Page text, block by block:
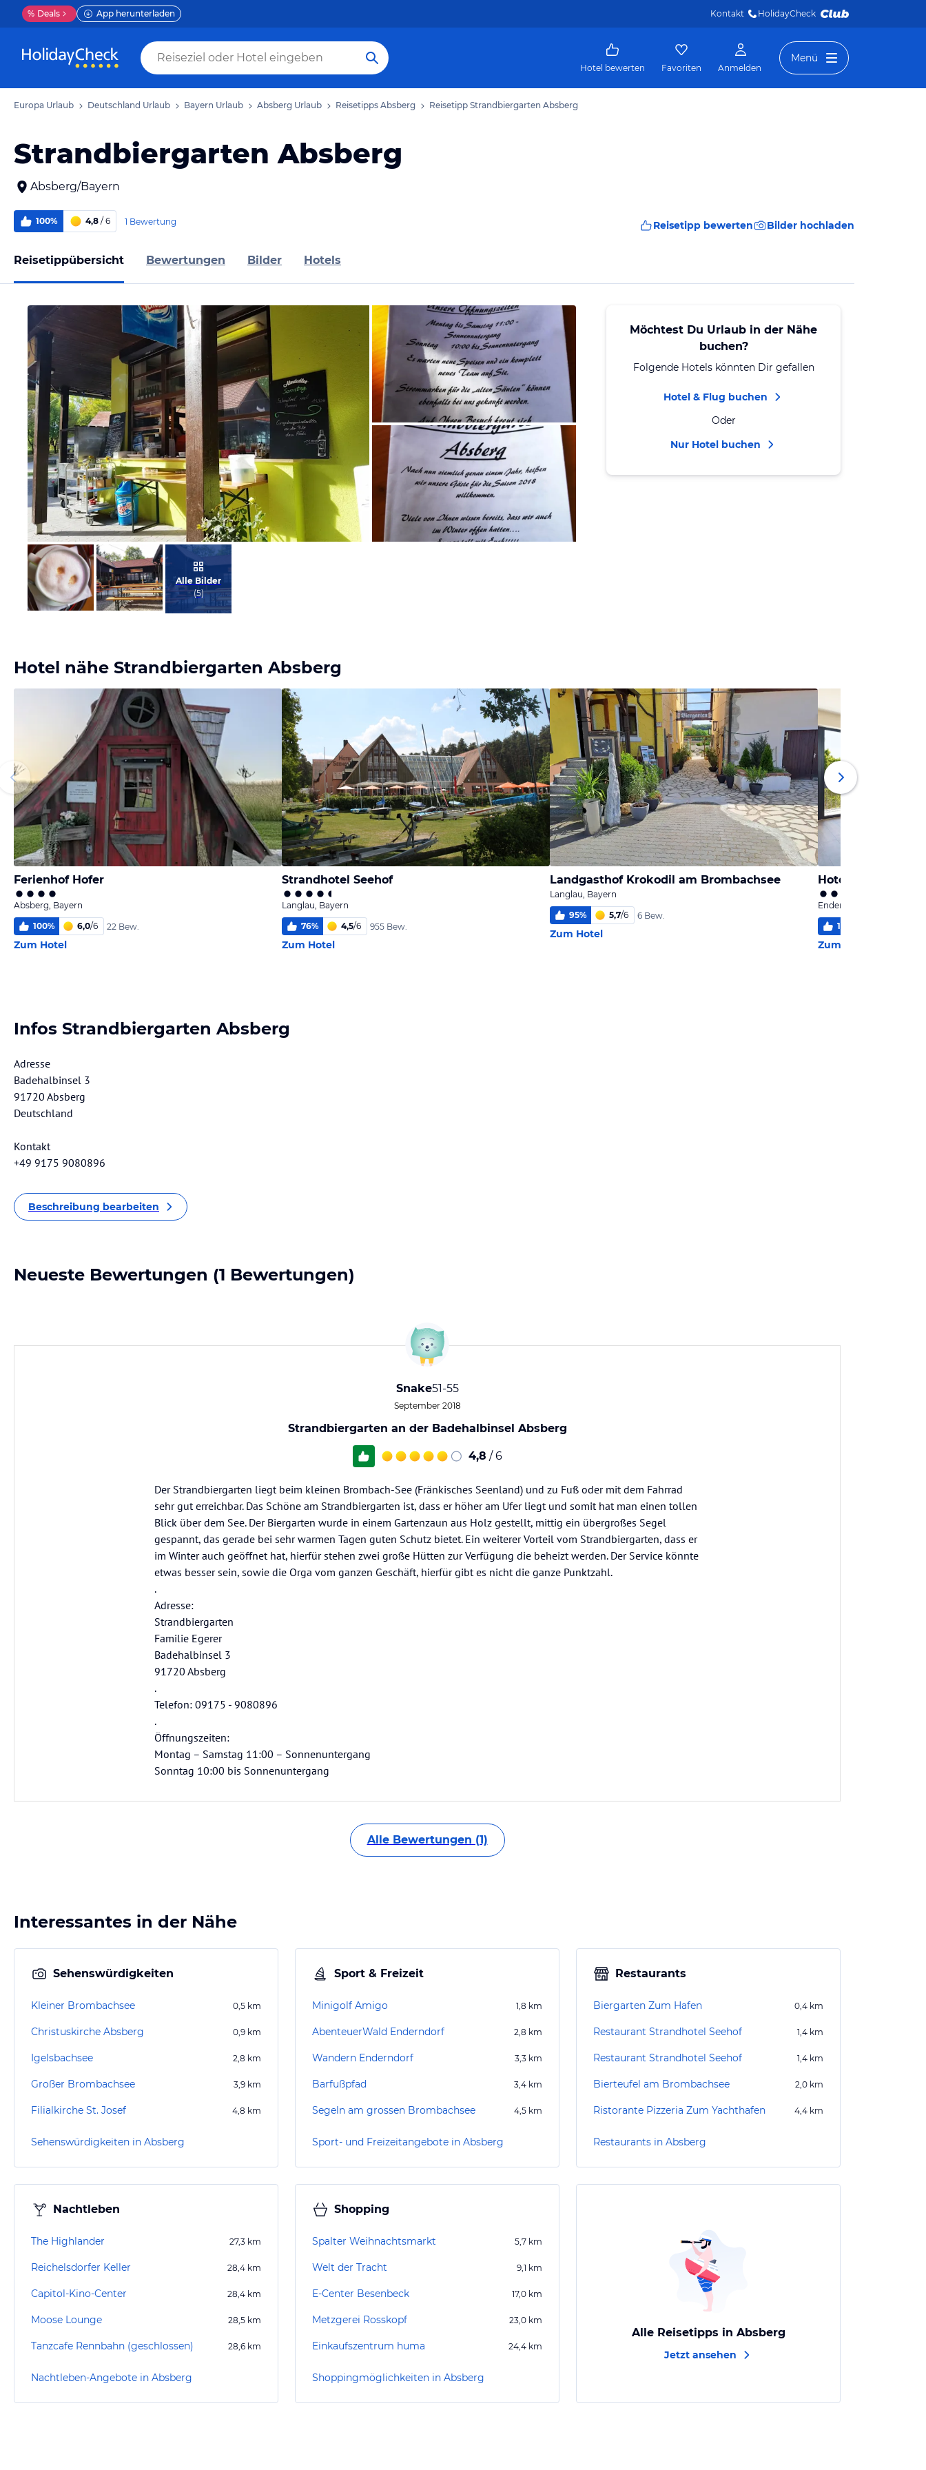
% Deals App herunterladen Kontakt HolidayCheck
Hotel bewerten Favoriten Anmelden
Menü
Europa Urlaub Deutschland Urlaub Bayern Urlaub Absberg Urlaub Reisetipps Absberg Reisetipp Strandbiergarten Absberg
Strandbiergarten Absberg
Absberg/Bayern
100% 4,8 / 6 1 Bewertung Reisetipp bewerten Bilder hochladen
Reisetippübersicht Bewertungen Bilder Hotels
Bild melden
von Snake
Bild melden
von Snake
Alle Bilder
(5)
Möchtest Du Urlaub in der Nähe
buchen?
Folgende Hotels könnten Dir gefallen
Hotel & Flug buchen
Oder
Nur Hotel buchen
Hotel nähe Strandbiergarten Absberg
Ferienhof Hofer
Absberg, Bayern
100% 6,0/6 22 Bew.
Zum Hotel
Strandhotel Seehof
Langlau, Bayern
76% 4,5/6 955 Bew.
Zum Hotel
Landgasthof Krokodil am Brombachsee
Langlau, Bayern
95% 5,7/6 6 Bew.
Zum Hotel
Enderndorf, Bayern
100
Zum Hotel
Infos Strandbiergarten Absberg
Adresse
Badehalbinsel 3
91720 Absberg
Deutschland
Kontakt
+49 9175 9080896
Beschreibung bearbeiten
Neueste Bewertungen (1 Bewertungen)
Snake51-55
September 2018
Strandbiergarten an der Badehalbinsel Absberg
4,8 / 6
Der Strandbiergarten liegt beim kleinen Brombach-See (Fränkisches Seenland) und zu Fuß oder mit dem Fahrrad
sehr gut erreichbar. Das Schöne am Strandbiergarten ist, dass er höher am Ufer liegt und somit hat man einen tollen
Blick über dem See. Der Biergarten wurde in einem Gartenzaun aus Holz gestellt, mittig ein übergroßes Segel
gespannt, das gerade bei sehr warmen Tagen guten Schutz bietet. Ein weiterer Vorteil vom Strandbiergarten, dass er
im Winter auch geöffnet hat, hierfür stehen zwei große Hütten zur Verfügung die beheizt werden. Der Service könnte
etwas besser sein, sowie die Orga vom ganzen Geschäft, hierfür gibt es nicht die ganze Punktzahl.
.
Adresse:
Strandbiergarten
Familie Egerer
Badehalbinsel 3
91720 Absberg
.
Telefon: 09175 - 9080896
.
Öffnungszeiten:
Montag – Samstag 11:00 – Sonnenuntergang
Sonntag 10:00 bis Sonnenuntergang
Alle Bewertungen (1)
Interessantes in der Nähe
Sehenswürdigkeiten
Kleiner Brombachsee 0,5 km
Christuskirche Absberg 0,9 km
Igelsbachsee 2,8 km
Großer Brombachsee 3,9 km
Filialkirche St. Josef 4,8 km
Sehenswürdigkeiten in Absberg
Sport & Freizeit
Minigolf Amigo 1,8 km
AbenteuerWald Enderndorf 2,8 km
Wandern Enderndorf 3,3 km
Barfußpfad 3,4 km
Segeln am grossen Brombachsee 4,5 km
Sport- und Freizeitangebote in Absberg
Restaurants
Biergarten Zum Hafen 0,4 km
Restaurant Strandhotel Seehof 1,4 km
Restaurant Strandhotel Seehof 1,4 km
Bierteufel am Brombachsee 2,0 km
Ristorante Pizzeria Zum Yachthafen 4,4 km
Restaurants in Absberg
Nachtleben
The Highlander 27,3 km
Reichelsdorfer Keller 28,4 km
Capitol-Kino-Center 28,4 km
Moose Lounge 28,5 km
Tanzcafe Rennbahn (geschlossen) 28,6 km
Nachtleben-Angebote in Absberg
Shopping
Spalter Weihnachtsmarkt 5,7 km
Welt der Tracht 9,1 km
E-Center Besenbeck 17,0 km
Metzgerei Rosskopf 23,0 km
Einkaufszentrum huma 24,4 km
Shoppingmöglichkeiten in Absberg
Alle Reisetipps in Absberg
Jetzt ansehen